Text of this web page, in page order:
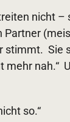
nicht –
stimmt. Sie
mehr nah.“
so.“